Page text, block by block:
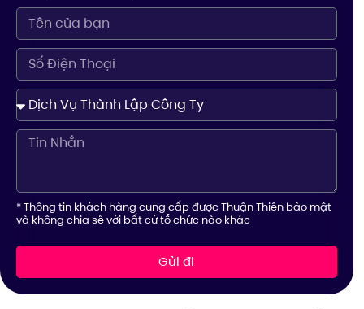
* Thông tin khách hàng cung cấp được Thuận Thiên bảo mật
và không chia sẽ với bất cứ tổ chức nào khác
Gửi đi